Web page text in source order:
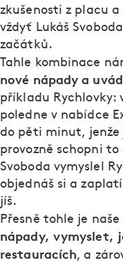
zkušenosti z placu
vždyť Lukáš
začátků.
Tahle kombinace
nové nápady a
příkladu Rychlovky:
poledne v nabídce
do pěti minut, jenže
provozně schopni to
Svoboda vymyslel
objednáš si a
jíš.
Přesně tohle je naše
nápady, vymyslet,
restauracích, a